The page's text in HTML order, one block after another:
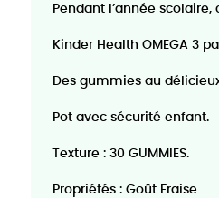
Pendant l’année
Kinder Health OMEGA 3
Des gummies au
Pot avec sécurité enfant.
Texture : 30 GUMMIES.
Propriétés : Goût Fraise